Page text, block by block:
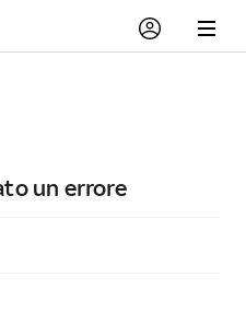
un errore